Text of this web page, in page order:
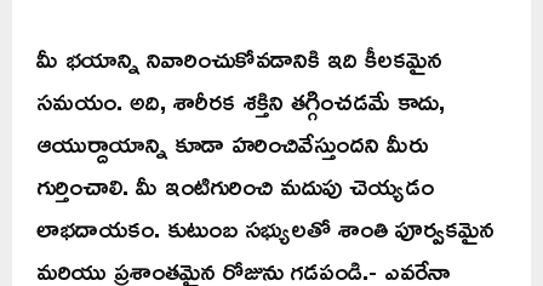
మీ భయాన్ని నివారించుకోవడానికి ఇది కీలకమైన
సమయం. అది, శారీరక శక్తిని తగ్గించడమే కాదు,
ఆయుర్దాయాన్ని కూడా హరించివేస్తుందని మీరు
గుర్తించాలి. మీ ఇంటిగురించి మదుపు చెయ్యడం
లాభదాయకం. కుటుంబ సభ్యులతో శాంతి పూర్వకమైన
మరియు ప్రశాంతమైన రోజును గడపండి.- ఎవరేనా